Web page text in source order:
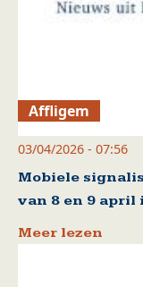
Affligem
03/04/2026 - 07:56
Mobiele
van 8 en 9 april
Meer lezen